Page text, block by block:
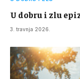
U dobru i zlu
3. travnja 2026.